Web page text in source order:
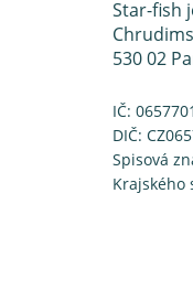
Star-fish
530 02
IČ:
DIČ:
Spisová
Krajského